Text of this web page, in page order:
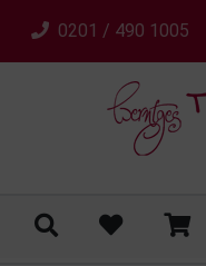
0201 / 490 1005